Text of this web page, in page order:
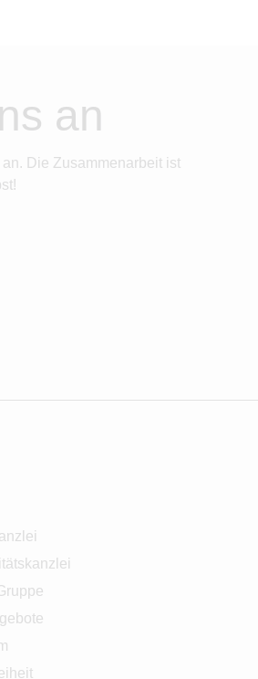
an
Die Zusammenarbeit ist